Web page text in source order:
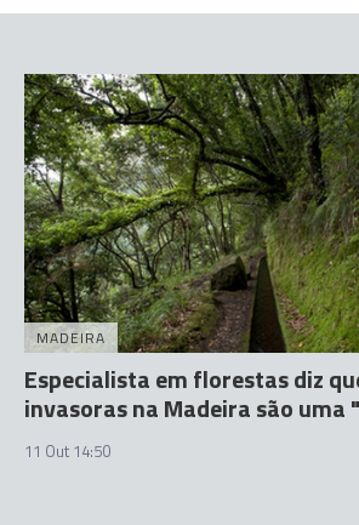
MADEIRA
Especialista em florestas diz
invasoras na Madeira são
11 Out 14:50